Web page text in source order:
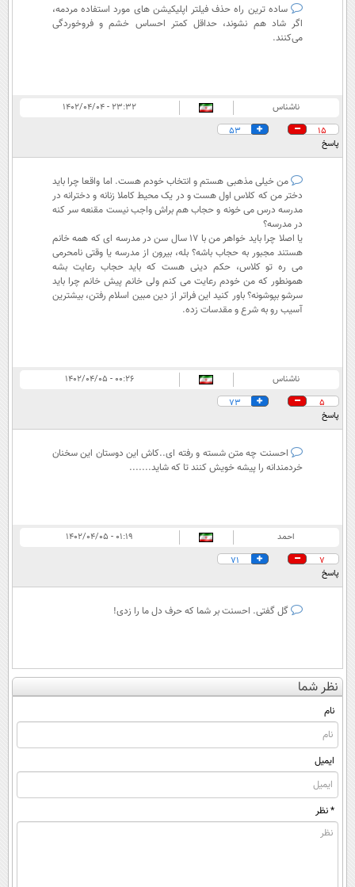
ساده ترین راه حذف فیلتر اپلیکیشن های مورد استفاده مردمه،
اگر شاد هم نشوند، حداقل کمتر احساس خشم و فروخوردگی
می‌کنند.
ناشناس
۲۳:۳۲ - ۱۴۰۲/۰۴/۰۴
15
53
پاسخ
من خیلی مذهبی هستم و انتخاب خودم هست. اما واقعا چرا باید
دختر من که کلاس اول هست و در یک محیط کاملا زنانه و دخترانه در
مدرسه درس می خونه و حجاب هم براش واجب نیست مقنعه سر کنه
در مدرسه؟
یا اصلا چرا باید خواهر من با 17 سال سن در مدرسه ای که همه خانم
هستند مجبور به حجاب باشه؟ بله، بیرون از مدرسه یا وقتی نامحرمی
می ره تو کلاس، حکم دینی هست که باید حجاب رعایت بشه
همونطور که من خودم رعایت می کنم ولی خانم پیش خانم چرا باید
سرشو بپوشونه؟ باور کنید این فراتر از دین مبین اسلام رفتن، بیشترین
آسیب رو به شرع و مقدسات زده.
ناشناس
۰۰:۲۶ - ۱۴۰۲/۰۴/۰۵
5
73
پاسخ
احسنت چه متن شسته و رفته ای..کاش این دوستان این سخنان
خردمندانه را پیشه خویش کنند تا که شاید.......
احمد
۰۱:۱۹ - ۱۴۰۲/۰۴/۰۵
7
71
پاسخ
گل گفتی. احسنت بر شما که حرف دل ما را زدی!
نظر شما
نام
ایمیل
* نظر